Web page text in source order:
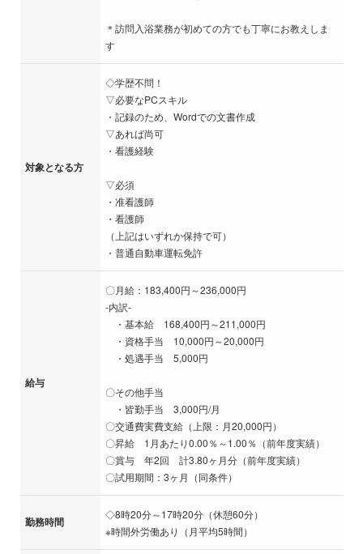
＊訪問入浴業務が初めての方でも丁寧にお教えしま
す
対象となる方
◇学歴不問！
▽必要なPCスキル
・記録のため、Wordでの文書作成
▽あれば尚可
・看護経験
▽必須
・准看護師
・看護師
（上記はいずれか保持で可）
・普通自動車運転免許
給与
〇月給：183,400円～236,000円
-内訳-
・基本給 168,400円～211,000円
・資格手当 10,000円～20,000円
・処遇手当 5,000円
〇その他手当
・皆勤手当 3,000円/月
〇交通費実費支給（上限：月20,000円）
〇昇給 1月あたり0.00％～1.00％（前年度実績）
〇賞与 年2回 計3.80ヶ月分（前年度実績）
〇試用期間：3ヶ月（同条件）
勤務時間
◇8時20分～17時20分（休憩60分）
※時間外労働あり（月平均5時間）